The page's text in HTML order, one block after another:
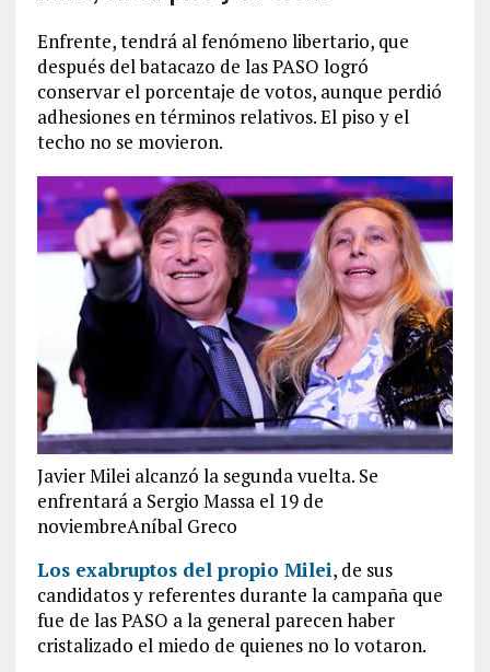
Enfrente, tendrá al fenómeno libertario, que
después del batacazo de las PASO logró
conservar el porcentaje de votos, aunque perdió
adhesiones en términos relativos. El piso y el
techo no se movieron.
Javier Milei alcanzó la segunda vuelta. Se
enfrentará a Sergio Massa el 19 de
noviembreAníbal Greco
Los exabruptos del propio Milei, de sus
candidatos y referentes durante la campaña que
fue de las PASO a la general parecen haber
cristalizado el miedo de quienes no lo votaron.